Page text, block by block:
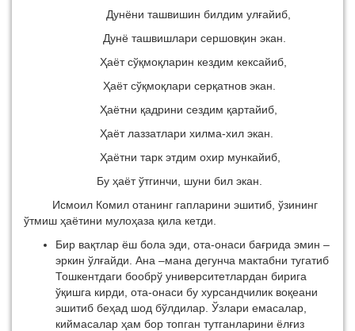
Дунёни ташвишин билдим улғайиб,
Дунё ташвишлари сершовқин экан.
Ҳаёт сўқмоқларин кездим кексайиб,
Ҳаёт сўқмоқлари серқатнов экан.
Ҳаётни қадрини сездим қартайиб,
Ҳаёт лаззатлари хилма-хил экан.
Ҳаётни тарк этдим охир мункайиб,
Бу ҳаёт ўтгинчи, шуни бил экан.
Исмоил Комил отанинг гапларини эшитиб, ўзининг
ўтмиш ҳаётини мулоҳаза қила кетди.
Бир вақтлар ёш бола эди, ота-онаси бағрида эмин –
эркин ўлғайди. Ана –мана дегунча мактабни тугатиб
Тошкентдаги бообрў университетлардан бирига
ўқишга кирди, ота-онаси бу хурсандчилик воқеани
эшитиб беҳад шод бўлдилар. Ўзлари емасалар,
киймасалар ҳам бор топган тутганларини ёлғиз